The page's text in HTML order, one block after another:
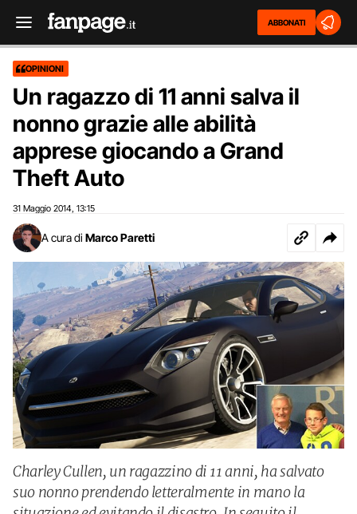
ABBONATI
OPINIONI
Un ragazzo di 11 anni salva il
nonno grazie alle abilità
apprese giocando a Grand
Theft Auto
31 Maggio 2014 13:15
A cura di Marco Paretti
Charley Cullen, un ragazzino di 11 anni, ha salvato
suo nonno prendendo letteralmente in mano la